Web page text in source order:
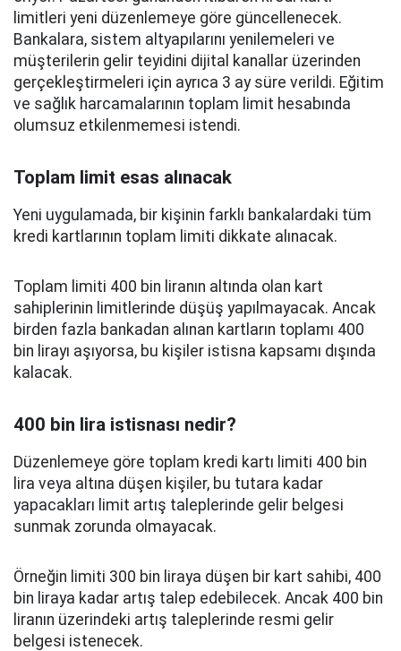
limitleri yeni düzenlemeye göre güncellenecek.
Bankalara, sistem altyapılarını yenilemeleri ve
müşterilerin gelir teyidini dijital kanallar üzerinden
gerçekleştirmeleri için ayrıca 3 ay süre verildi. Eğitim
ve sağlık harcamalarının toplam limit hesabında
olumsuz etkilenmemesi istendi.
Toplam limit esas alınacak
Yeni uygulamada, bir kişinin farklı bankalardaki tüm
kredi kartlarının toplam limiti dikkate alınacak.
Toplam limiti 400 bin liranın altında olan kart
sahiplerinin limitlerinde düşüş yapılmayacak. Ancak
birden fazla bankadan alınan kartların toplamı 400
bin lirayı aşıyorsa, bu kişiler istisna kapsamı dışında
kalacak.
400 bin lira istisnası nedir?
Düzenlemeye göre toplam kredi kartı limiti 400 bin
lira veya altına düşen kişiler, bu tutara kadar
yapacakları limit artış taleplerinde gelir belgesi
sunmak zorunda olmayacak.
Örneğin limiti 300 bin liraya düşen bir kart sahibi, 400
bin liraya kadar artış talep edebilecek. Ancak 400 bin
liranın üzerindeki artış taleplerinde resmi gelir
belgesi istenecek.